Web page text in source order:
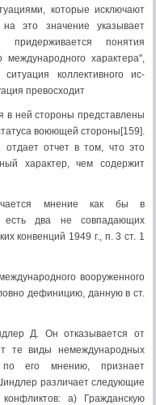
которые исключают
это значение указывает
понятия
характера",
коллективного ис­
превосходит
в ней стороны представлены
воюющей стороны[159].
отдает отчет в том, что это
характер, чем содержит
мнение как бы в
есть два не совпадающих
конвенций 1949 г., п. 3 ст. 1
вооруженного
дефиницию, данную в ст.
Д. Он отказывается от
те виды немеждународных
по его мнению, признает
различает следующие
а) Гражданскую